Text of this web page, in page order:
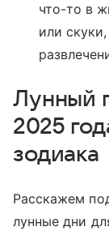
что-то в
или
Лунный
2025
зодиака
Расскажем
лунные дни